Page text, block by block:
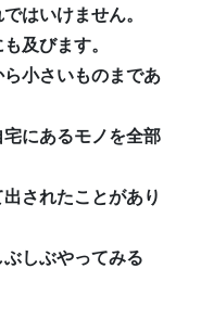
はいけません。
及びます。
小さいものまであ
にあるモノを全部
されたことがあり
しぶやってみる